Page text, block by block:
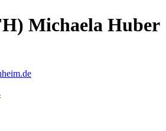
Michaela Huber